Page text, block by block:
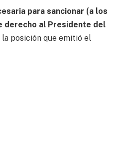
para sancionar (a los
derecho al Presidente del
posición que emitió el